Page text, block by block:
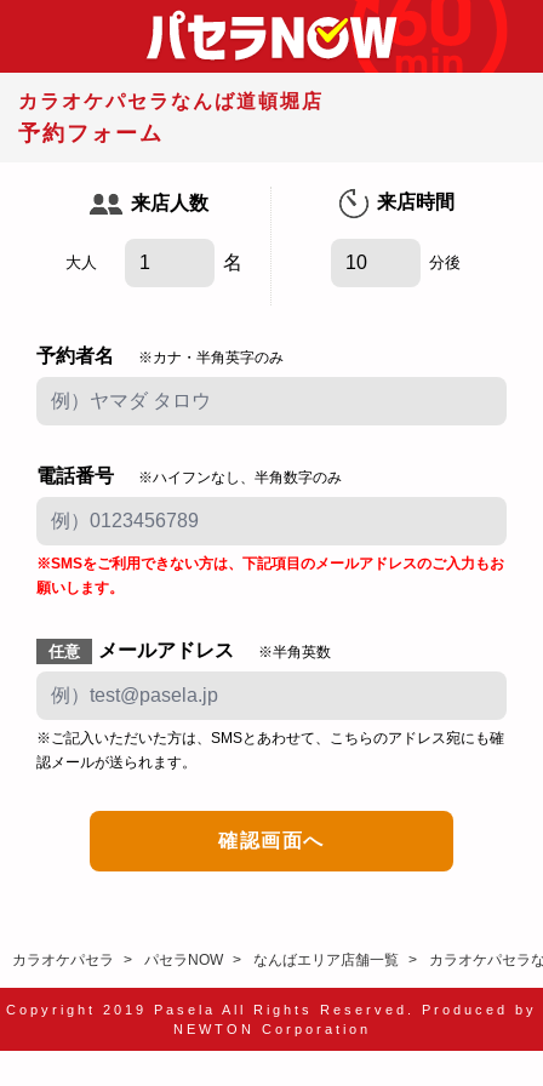
カラオケパセラなんば道頓堀店
予約フォーム
来店人数
大人 名
来店時間
分後
予約者名 ※カナ・半角英字のみ
電話番号 ※ハイフンなし、半角数字のみ
※SMSをご利用できない方は、下記項目のメールアドレスのご入力もお
願いします。
任意 メールアドレス ※半角英数
※ご記入いただいた方は、SMSとあわせて、こちらのアドレス宛にも確
認メールが送られます。
カラオケパセラ パセラNOW なんばエリア店舗一覧 カラオケパセラ
Copyright 2019 Pasela All Rights Reserved. Produced by
NEWTON Corporation